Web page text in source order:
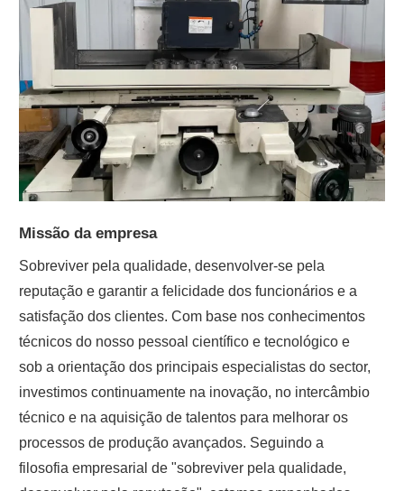
Missão da empresa
Sobreviver pela qualidade, desenvolver-se pela
reputação e garantir a felicidade dos funcionários e a
satisfação dos clientes. Com base nos conhecimentos
técnicos do nosso pessoal científico e tecnológico e
sob a orientação dos principais especialistas do sector,
investimos continuamente na inovação, no intercâmbio
técnico e na aquisição de talentos para melhorar os
processos de produção avançados. Seguindo a
filosofia empresarial de "sobreviver pela qualidade,